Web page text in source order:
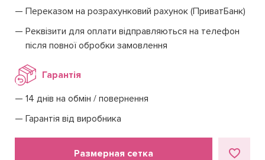
Переказом на розрахунковий рахунок (ПриватБанк)
Реквізити для оплати відправляються на телефон
після повної обробки замовлення
Гарантія
14 днів на обмін / повернення
Гарантія від виробника
Размерная сетка